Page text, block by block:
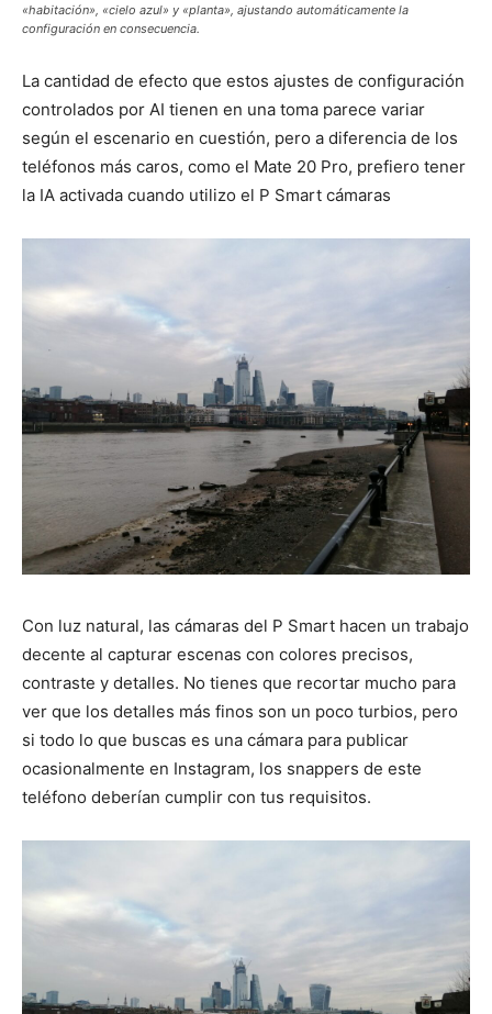
«habitación», «cielo azul» y «planta», ajustando automáticamente la
configuración en consecuencia.
La cantidad de efecto que estos ajustes de configuración
controlados por AI tienen en una toma parece variar
según el escenario en cuestión, pero a diferencia de los
teléfonos más caros, como el Mate 20 Pro, prefiero tener
la IA activada cuando utilizo el P Smart cámaras
Con luz natural, las cámaras del P Smart hacen un trabajo
decente al capturar escenas con colores precisos,
contraste y detalles. No tienes que recortar mucho para
ver que los detalles más finos son un poco turbios, pero
si todo lo que buscas es una cámara para publicar
ocasionalmente en Instagram, los snappers de este
teléfono deberían cumplir con tus requisitos.